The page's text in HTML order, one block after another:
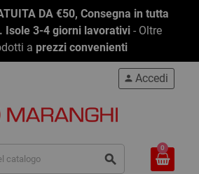
DA €50, Consegna in tutta
Isole 3-4 giorni lavorativi - Oltre
a prezzi convenienti
search
person Accedi
0